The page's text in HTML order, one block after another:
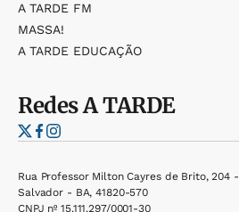
A TARDE FM
MASSA!
A TARDE EDUCAÇÃO
RedesA TARDE
Rua Professor Milton Cayres de Brito, 204
Salvador - BA, 41820-570
CNPJ nº 15.111.297/0001-30